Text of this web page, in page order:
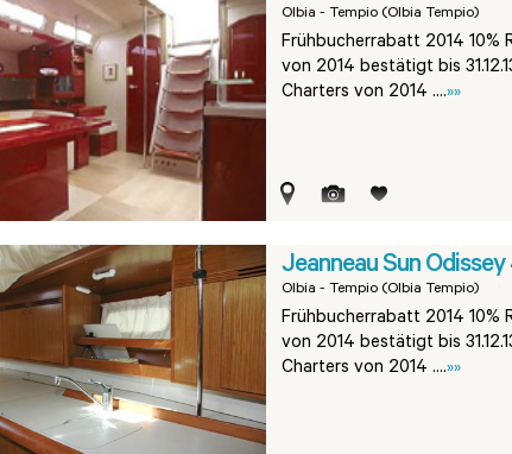
Olbia - Tempio (Olbia Tempio)
Frühbucherrabatt 2014 10%
von 2014 bestätigt bis
Charters von 2014 ....»»
Jeanneau Sun
Olbia - Tempio (Olbia Tempio)
Frühbucherrabatt 2014 10%
von 2014 bestätigt bis
Charters von 2014 ....»»